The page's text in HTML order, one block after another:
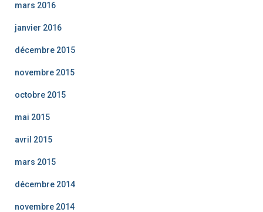
mars 2016
janvier 2016
décembre 2015
novembre 2015
octobre 2015
mai 2015
avril 2015
mars 2015
décembre 2014
novembre 2014